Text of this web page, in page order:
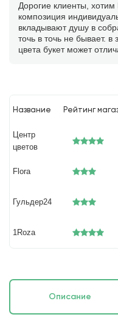
Дорогие клиенты,
композиция
вкладывают душу в
точь в точь не бывает. в
цвета букет может
Название Рейтинг
Центр
цветов
Flora
Гульдер24
1Roza
Описание